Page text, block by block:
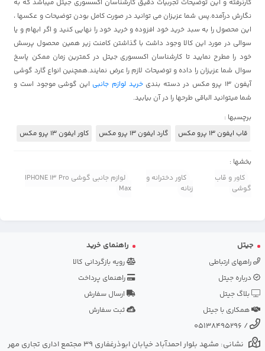
کارنرفته و این توضیحات تجربیات دقیق کارشناسان اکسسوری جیتل میباشد که به
نگارش درآمده.پس شما عزیزان می توانید در صورت کامل بودن توضیحات و عکسها ،
این محصول را به سبد خرید خود افزوده و خرید خود را نهایی کنید و اگر ابهام و یا
سوالی در مورد این کالا وجود داشت با گذاشتن کامنت زیر همین محصول پرسش
خود را مطرح نمایید تا کارشناسان اکسسوری جیتل در کمترین زمان ممکن پاسخ
سوال شما عزیزان را داده و توضیحات لازم را عرض نمایند.همچنین انواع گارد گوشی
آیفون 13 پرو مکس در دسته بندی
خرید لوازم جانبی این گوشی موجود است و
شما میتوانید الباقی طرحها را در آن بیابید.
برچسبها :
قاب ایفون 13 پرو مکس
گارد ایفون 13 پرو مکس کاور ایفون 13 پرو مکس
بخشها :
کاور و قاب
گوشی
کاور دخترانه و
زنانه
لوازم جانبی گوشی IPHONE 13 Pro
Max
جیتل
راههای ارتباطی
درباره جیتل
بلاگ جیتل
همکاری با جیتل
راهنمای خرید
رویه بازگردانی کالا
راهنمای پرداخت
ارسال سفارش
ثبت سفارش
/
05138495296
نشانی: مشهد بلوار احمدآباد خیابان ابوذرغفاری 39 مجتمع اداری تجاری مهر